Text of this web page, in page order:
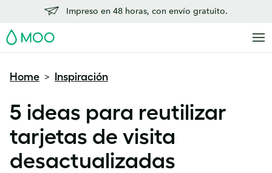
Impreso en 48 horas, con envío gratuito.
MOO
Home > Inspiración
5 ideas para reutilizar
tarjetas de visita
desactualizadas